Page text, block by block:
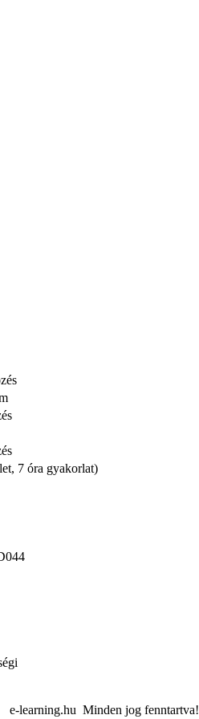
7 óra gyakorlat)
e-learning.hu Minden jog fenntartva!